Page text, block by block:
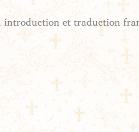
et traduction